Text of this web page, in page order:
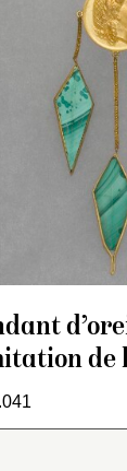
disque
profil de
que
I » et le
« CR ».
à pince.
de